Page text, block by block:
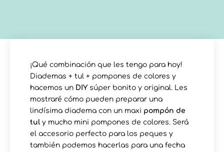
¡Qué combinación que les tengo para hoy!
Diademas + tul + pompones de colores y
hacemos un DIY súper bonito y original. Les
mostraré cómo pueden preparar una
lindísima diadema con un maxi pompón de
tul y mucho mini pompones de colores. Será
el accesorio perfecto para los peques y
también podemos hacerlas para una fecha